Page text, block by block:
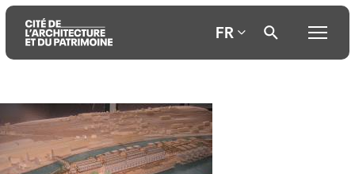
Aller
au
contenu
principal
Aller
au
menu
principal
Aller
à
la
recherche
FR